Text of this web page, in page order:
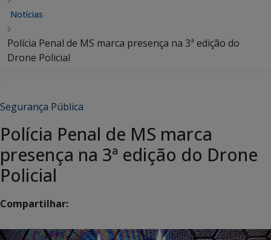
Notícias
Polícia Penal de MS marca presença na 3ª edição do
Drone Policial
Segurança Pública
Polícia Penal de MS marca
presença na 3ª edição do Drone
Policial
Compartilhar: